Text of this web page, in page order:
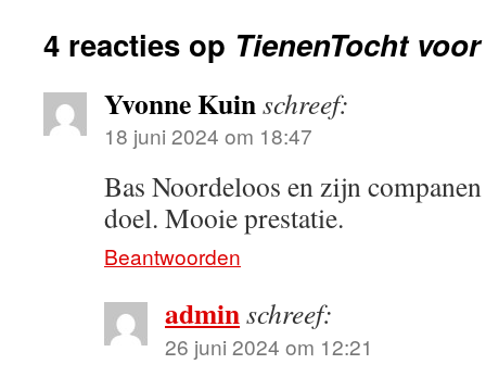
4 reacties op TienenTocht
Yvonne Kuinschreef:
18 juni 2024 om 18:47
Bas Noordeloos en zijn
doel. Mooie prestatie.
Beantwoorden
adminschreef:
26 juni 2024 om 12:21